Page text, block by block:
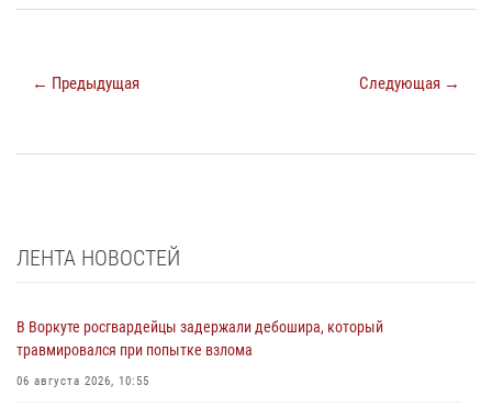
← Предыдущая Следующая →
ЛЕНТА НОВОСТЕЙ
В Воркуте росгвардейцы задержали дебошира, который
травмировался при попытке взлома
06 августа 2026, 10:55